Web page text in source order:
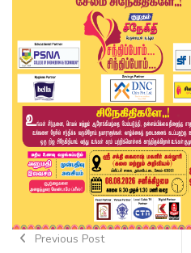
Previous Post